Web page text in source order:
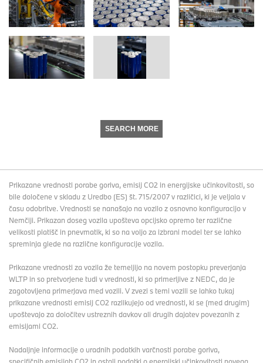
SEARCH MORE
Prikazane vrednosti porabe goriva, emisij CO2 in energijske učinkovitosti, so
bile določene v skladu z Uredbo (ES) št. 715/2007 v različici, ki je veljala v
času odobritve. Vrednosti se nanašajo na vozilo z osnovno konfiguracijo v
Nemčiji. Prikazan doseg vozila upošteva opcijsko opremo ter različne
velikosti platišč in pnevmatik, ki so na voljo za izbrani model ter se lahko
spreminja glede na različne konfiguracije vozila.
Prikazane vrednosti za vozila že temeljijo na novem postopku preverjanja
WLTP in so pretvorjene tudi v vrednosti, ki so primerljive z NEDC, da je
zagotovljena primerjava med vozili. V zvezi s temi vozili se lahko tukaj
prikazane vrednosti emisij CO2 razlikujejo od vrednosti, ki se (med drugim)
upoštevajo za določitev ustreznih davkov ali drugih dajatev povezanih z
emisijami CO2.
Nadaljnje informacije o uradnih podatkih varčnosti porabe goriva,